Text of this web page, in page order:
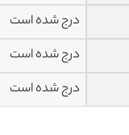
درج شده است
درج شده است
درج شده است